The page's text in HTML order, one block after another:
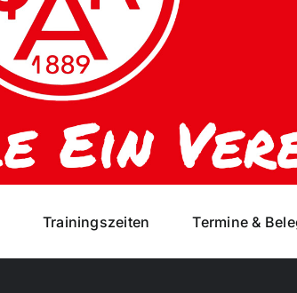
Trainingszeiten Termine &